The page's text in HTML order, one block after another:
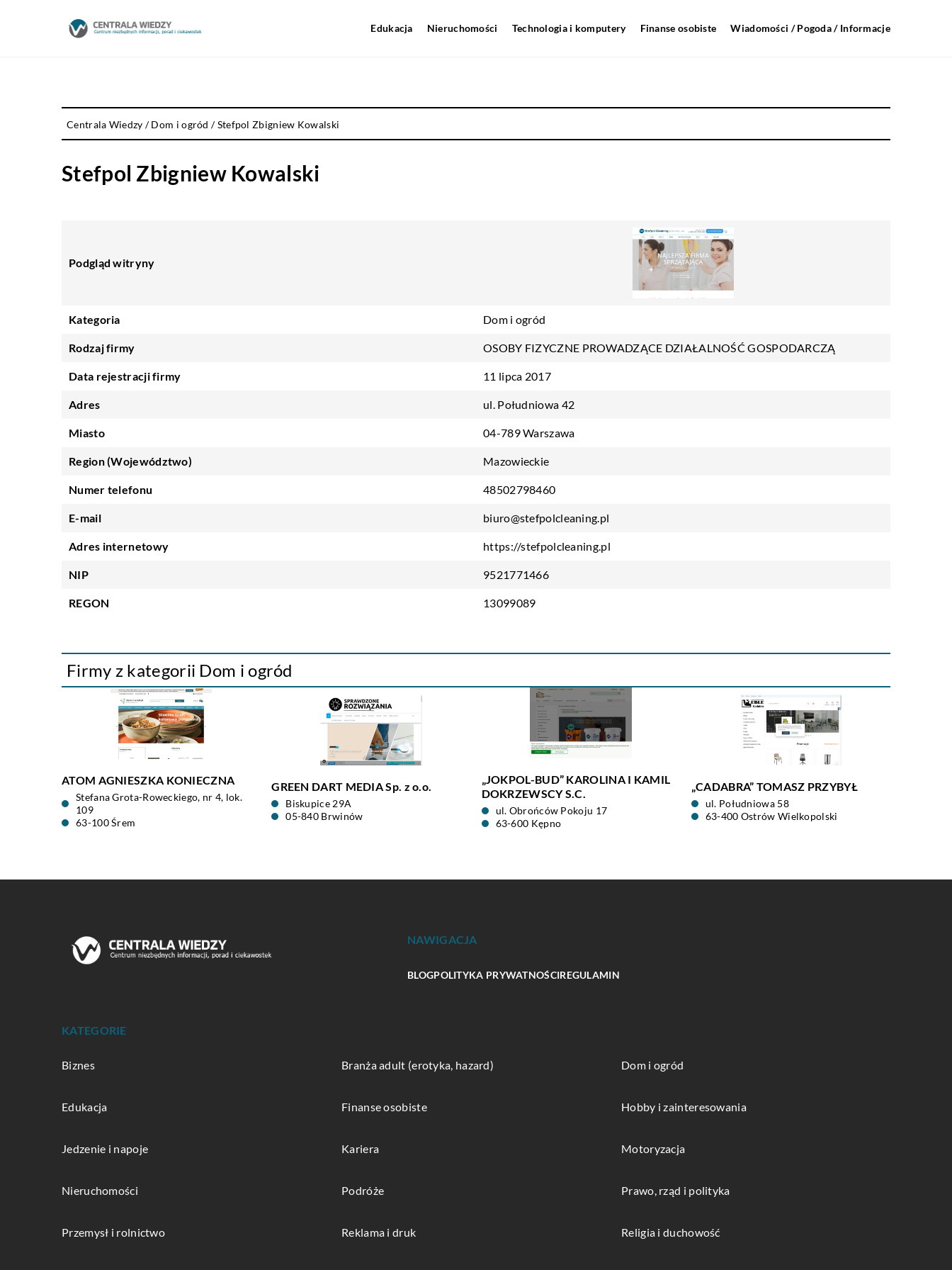
Edukacja Nieruchomości Technologia i komputery Finanse osobiste Wiadomości / Pogoda / Informacje
Centrala Wiedzy /Dom i ogród /Stefpol Zbigniew Kowalski
Stefpol Zbigniew Kowalski
Podgląd witryny
Kategoria Dom i ogród
Rodzaj firmy OSOBY FIZYCZNE PROWADZĄCE DZIAŁALNOŚĆ GOSPODARCZĄ
Data rejestracji firmy 11 lipca 2017
Adres ul. Południowa 42
Miasto 04-789 Warszawa
Region (Województwo) Mazowieckie
Numer telefonu 48502798460
E-mail biuro@stefpolcleaning.pl
Adres internetowy https://stefpolcleaning.pl
NIP 9521771466
REGON 13099089
Firmy z kategorii Dom i ogród
ATOM AGNIESZKA KONIECZNA
Stefana Grota-Roweckiego, nr 4, lok.
109
63-100 Śrem
GREEN DART MEDIA Sp. z o.o.
Biskupice 29A
05-840 Brwinów
„JOKPOL-BUD” KAROLINA I KAMIL
DOKRZEWSCY S.C.
ul. Obrońców Pokoju 17
63-600 Kępno
„CADABRA” TOMASZ PRZYBYŁ
ul. Południowa 58
63-400 Ostrów Wielkopolski
NAWIGACJA
BLOGPOLITYKA PRYWATNOŚCIREGULAMIN
KATEGORIE
Biznes Branża adult (erotyka, hazard) Dom i ogród
Edukacja Finanse osobiste Hobby i zainteresowania
Jedzenie i napoje Kariera Motoryzacja
Nieruchomości Podróże Prawo, rząd i polityka
Przemysł i rolnictwo Reklama i druk Religia i duchowość